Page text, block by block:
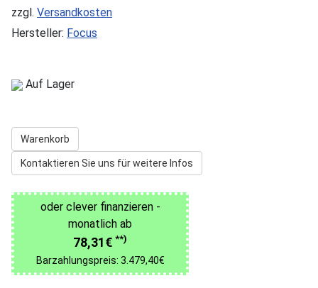
zzgl. Versandkosten
Hersteller: Focus
Auf Lager
Warenkorb
Kontaktieren Sie uns für weitere Infos
oder clever finanzieren -
monatlich ab
78,31€ **)
Barzahlungspreis: 3.479,40€